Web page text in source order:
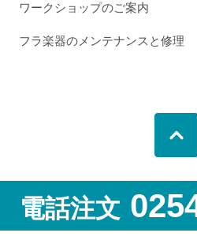
ワークショップのご案内
フラ楽器のメンテナンスと修理
電話注文